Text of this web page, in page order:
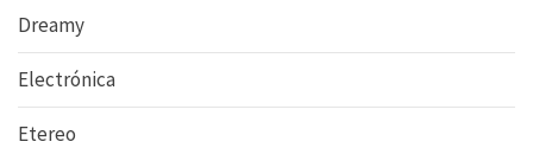
Dreamy
Electrónica
Etereo